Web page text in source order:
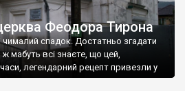
Феодора Тирона
чималий спадок. Достатньо згадати
мабуть всі знаєте, що цей,
легендарний рецепт привезли у